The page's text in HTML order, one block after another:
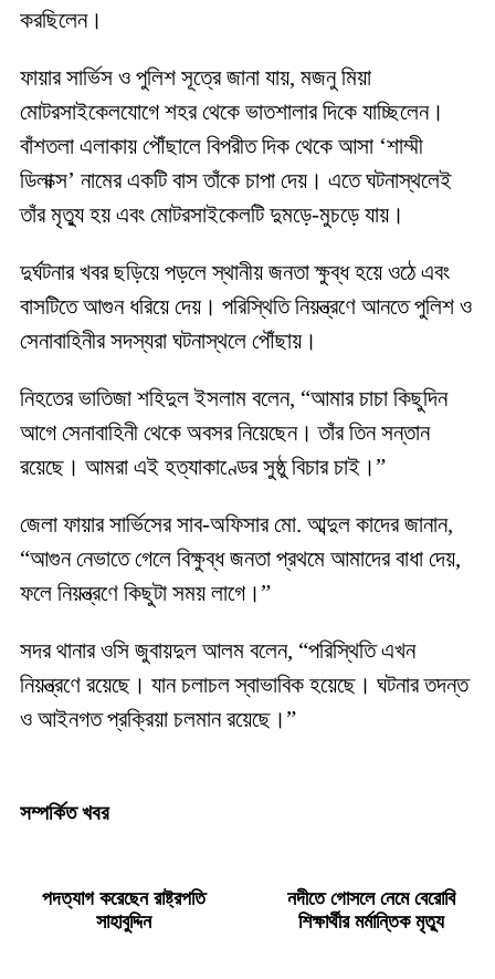
করছিলেন।
ফায়ার সার্ভিস ও পুলিশ সূত্রে জানা যায়, মজনু মিয়া
মোটরসাইকেলযোগে শহর থেকে ভাতশালার দিকে যাচ্ছিলেন।
বাঁশতলা এলাকায় পৌঁছালে বিপরীত দিক থেকে আসা ‘শাম্মী
ডিলাক্স’ নামের একটি বাস তাঁকে চাপা দেয়। এতে ঘটনাস্থলেই
তাঁর মৃত্যু হয় এবং মোটরসাইকেলটি দুমড়ে-মুচড়ে যায়।
দুর্ঘটনার খবর ছড়িয়ে পড়লে স্থানীয় জনতা ক্ষুব্ধ হয়ে ওঠে এবং
বাসটিতে আগুন ধরিয়ে দেয়। পরিস্থিতি নিয়ন্ত্রণে আনতে পুলিশ ও
সেনাবাহিনীর সদস্যরা ঘটনাস্থলে পৌঁছায়।
নিহতের ভাতিজা শহিদুল ইসলাম বলেন, “আমার চাচা কিছুদিন
আগে সেনাবাহিনী থেকে অবসর নিয়েছেন। তাঁর তিন সন্তান
রয়েছে। আমরা এই হত্যাকাণ্ডের সুষ্ঠু বিচার চাই।”
জেলা ফায়ার সার্ভিসের সাব-অফিসার মো. আব্দুল কাদের জানান,
“আগুন নেভাতে গেলে বিক্ষুব্ধ জনতা প্রথমে আমাদের বাধা দেয়,
ফলে নিয়ন্ত্রণে কিছুটা সময় লাগে।”
সদর থানার ওসি জুবায়দুল আলম বলেন, “পরিস্থিতি এখন
নিয়ন্ত্রণে রয়েছে। যান চলাচল স্বাভাবিক হয়েছে। ঘটনার তদন্ত
ও আইনগত প্রক্রিয়া চলমান রয়েছে।”
সম্পর্কিত খবর
পদত্যাগ করেছেন রাষ্ট্রপতি
সাহাবুদ্দিন
নদীতে গোসলে নেমে বেরোবি
শিক্ষার্থীর মর্মান্তিক মৃত্যু